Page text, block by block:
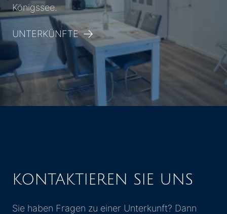
Königssee.
UNTERKÜNFTE
KONTAKTIEREN SIE UNS
Sie haben Fragen zu einer Unterkunft? Dann